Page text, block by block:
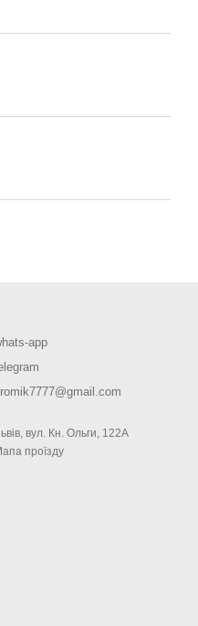
app
вул. Кн. Ольги, 122А
проїзду